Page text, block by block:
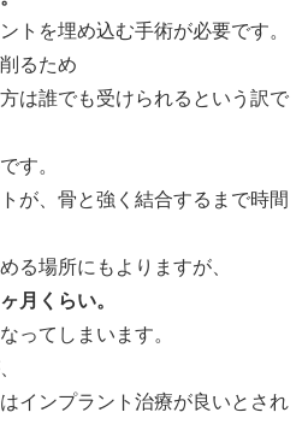
トを埋め込む手術が必要です。
るため
は誰でも受けられるという訳で
す。
が、骨と強く結合するまで時間
る場所にもよりますが、
月くらい。
ってしまいます。
インプラント治療が良いとされ